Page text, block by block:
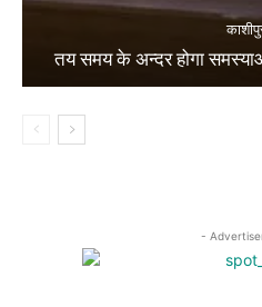
तय समय के अन्दर होगा
-